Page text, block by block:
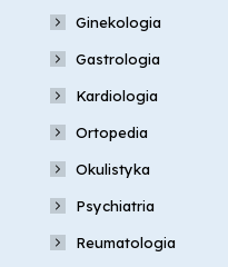
Ginekologia
Gastrologia
Kardiologia
Ortopedia
Okulistyka
Psychiatria
Reumatologia